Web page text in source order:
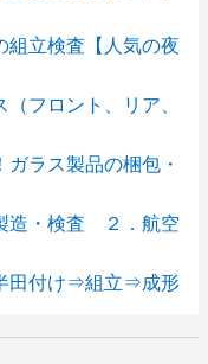
組立検査【人気の夜
フロント、リア、
ガラス製品の梱包・
造・検査 ２．航空
田付け⇒組立⇒成形
検査【女性活躍中】